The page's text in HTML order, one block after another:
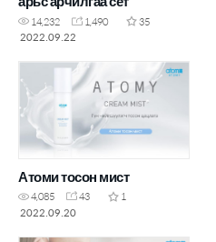
14,232 1,490
35
2022.09.22
Атоми тосон мист
4,085 43
1
2022.09.20